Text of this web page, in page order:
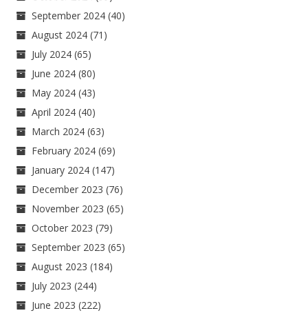
September 2024 (40)
August 2024 (71)
July 2024 (65)
June 2024 (80)
May 2024 (43)
April 2024 (40)
March 2024 (63)
February 2024 (69)
January 2024 (147)
December 2023 (76)
November 2023 (65)
October 2023 (79)
September 2023 (65)
August 2023 (184)
July 2023 (244)
June 2023 (222)